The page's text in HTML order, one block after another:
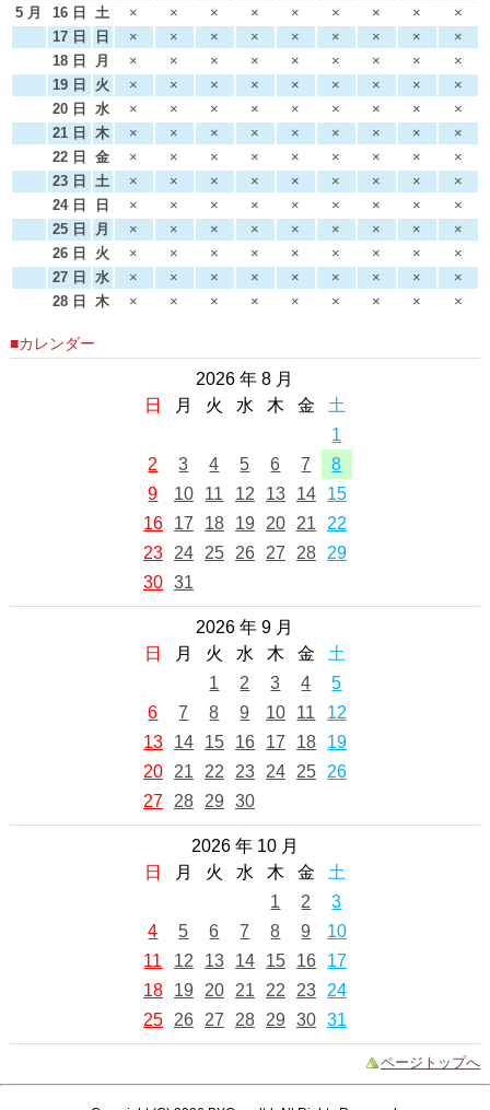
5 月
16 日 土 × × × × × × × ×
×
17 日
日 × × × × × × × ×
×
18 日
月 × × × × × × × ×
×
19 日
火 × × × × × × × ×
×
20 日
水 × × × × × × × ×
×
21 日
木 × × × × × × × ×
×
22 日
金 × × × × × × × ×
×
23 日
土 × × × × × × × ×
×
24 日
日 × × × × × × × ×
×
25 日
月 × × × × × × × ×
×
26 日
火 × × × × × × × ×
×
27 日
水 × × × × × × × ×
×
28 日
木 × × × × × × × × ×
■カレンダー
2026 年 8 月
日
月 火 水 木 金
土
1
2
3 4 5 6 7
8
9
10 11 12 13 14
15
16
17 18 19 20 21
22
23
24 25 26 27 28
29
30 31
2026 年 9 月
日
月 火 水 木 金
土
1
2 3 4
5
6
7 8 9 10 11
12
13
14 15 16 17 18
19
20
21 22 23 24 25
26
27
28 29 30
2026 年 10 月
日
月 火 水 木 金
土
1
2
3
4
5 6 7 8 9
10
11
12 13 14 15 16
17
18
19 20 21 22 23
24
25
26 27 28 29 30 31
ページトップへ